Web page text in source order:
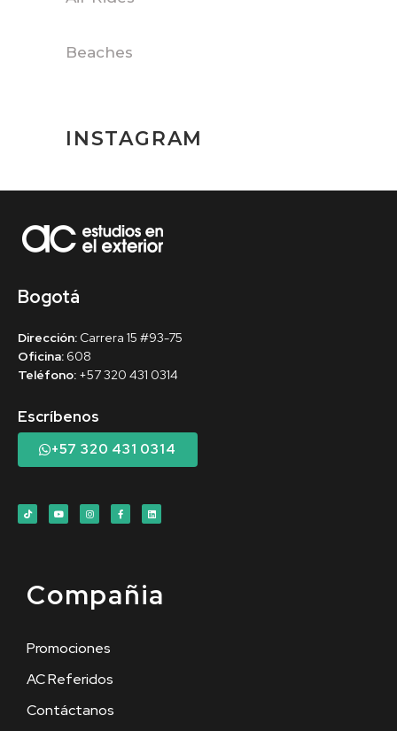
Beaches
INSTAGRAM
Bogotá
Dirección: Carrera 15 #93-75
Oficina: 608
Teléfono: +57 320 431 0314
Escríbenos
+57 320 431 0314
Compañia
Promociones
AC Referidos
Contáctanos